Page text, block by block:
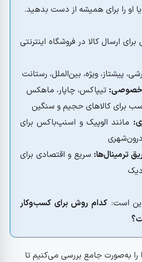
یا او را برای همیشه از دست بدهید.
ارسال کالا در فروشگاه اینترنتی
پیشتاز، ویژه، بین‌الملل، رستانت
خصوصی: تیپاکس، چاپار، ماهکس
برای کالاهای حجیم و سنگین
مانند الوپیک و اسنپ‌باکس برای
ترمینال‌ها: سریع و اقتصادی برای
است:کدام روش برای کسب‌وکار
را به‌صورت جامع بررسی می‌کنیم تا